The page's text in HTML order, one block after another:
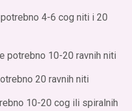
4-6 cog niti i 20
potrebno 10-20 ravnih niti
20 ravnih niti
10-20 cog ili spiralnih